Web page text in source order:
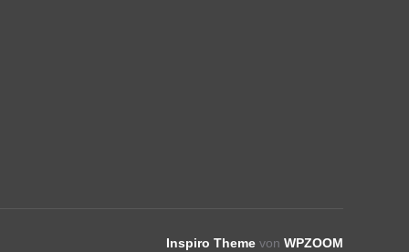
Inspiro Theme von WPZOOM